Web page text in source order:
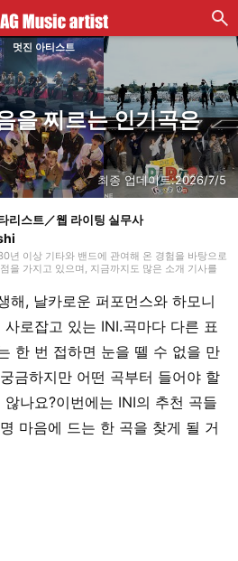
멋진 아티스트
을 찌르는 인기곡은
최종 업데이트:2026/7/5
리스트／웹 라이팅 실무사
년 이상 기타와 밴드에 관여해 온 경험을 바탕으로
을 가지고 있으며, 지금까지도 많은 소개 기사를
내외를 가리지 않고 매일 다양한 장르에 귀 기울이
년부터 프리랜서 라이터로 활동을 시작했으며,
보유하고 있습니다. 또한 라이팅 외에도 영상 편
다. 개인적으로는 초등학생 자녀를 돌보고 있으며,
활동을 챙기면서 지내고 있습니다.
해, 날카로운 퍼포먼스와 하모니
로잡고 있는 INI.곡마다 다른 표
한 번 접하면 눈을 뗄 수 없을 만
금하지만 어떤 곡부터 들어야 할
나요?이번에는 INI의 추천 곡들
마음에 드는 한 곡을 찾게 될 거